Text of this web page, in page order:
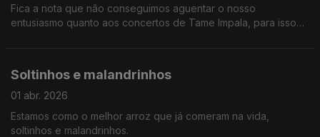
Fica a nota que não conseguimos aguentar o nosso
entusiasmo quanto aos concertos de Tame Impala, para isso
Soltinhos e malandrinhos
01 abr. 2026
Estamos como o melhor arroz que já comeram na vida,
soltinhos e malandrinhos.